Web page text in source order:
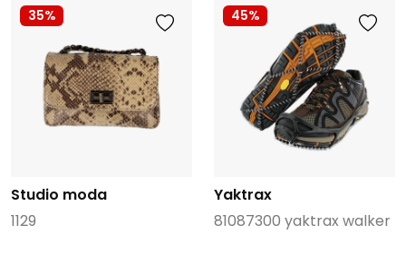
35%
Studio moda
1129
45%
Yaktrax
81087300 yaktrax walker